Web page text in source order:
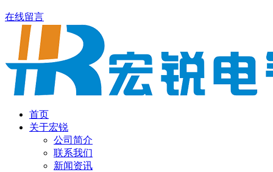
在线留言
首页
关于宏锐
公司简介
联系我们
新闻资讯